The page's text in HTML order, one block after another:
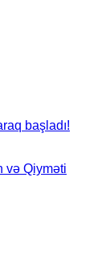
başladı!
və Qiyməti